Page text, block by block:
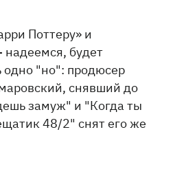
Поттеру» и
надеемся, будет
одно "но": продюсер
снявший до
замуж" и "Когда ты
48/2" снят его же